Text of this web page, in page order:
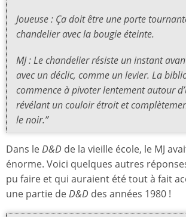
Joueuse : Ça doit être une porte
chandelier avec la bougie éteinte.
MJ : Le chandelier résiste un instant
avec un déclic, comme un levier. La
commence à pivoter lentement autour
révélant un couloir étroit et
le noir.”
Dans leD&D de la vieille école, le MJ
énorme. Voici quelques autres
pu faire et qui auraient été tout à fait
une partie deD&D des années 1980 !